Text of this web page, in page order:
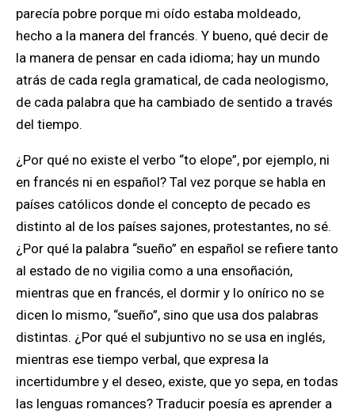
parecía pobre porque mi oído estaba moldeado,
hecho a la manera del francés. Y bueno, qué decir de
la manera de pensar en cada idioma; hay un mundo
atrás de cada regla gramatical, de cada neologismo,
de cada palabra que ha cambiado de sentido a través
del tiempo.
¿Por qué no existe el verbo “to elope”, por ejemplo, ni
en francés ni en español? Tal vez porque se habla en
países católicos donde el concepto de pecado es
distinto al de los países sajones, protestantes, no sé.
¿Por qué la palabra “sueño” en español se refiere tanto
al estado de no vigilia como a una ensoñación,
mientras que en francés, el dormir y lo onírico no se
dicen lo mismo, “sueño”, sino que usa dos palabras
distintas. ¿Por qué el subjuntivo no se usa en inglés,
mientras ese tiempo verbal, que expresa la
incertidumbre y el deseo, existe, que yo sepa, en todas
las lenguas romances? Traducir poesía es aprender a